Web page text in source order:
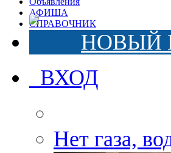
АФИША
СПРАВОЧНИК
НОВЫЙ
ВХОД
Нет газа,